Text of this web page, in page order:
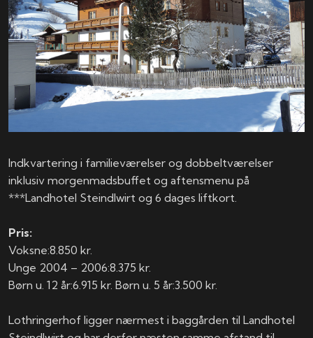
Indkvartering i familieværelser og dobbeltværelser
inklusiv morgenmadsbuffet og aftensmenu på
***Landhotel Steindlwirt og 6 dages liftkort.
Pris:
Voksne:​​8.850 kr.
Unge 2004 – 2006:​​8.375 kr.
Børn u. 12 år:​​​6.915 kr. Børn u. 5 år:​​3.500 kr.​
Lothringerhof ligger nærmest i baggården til Landhotel